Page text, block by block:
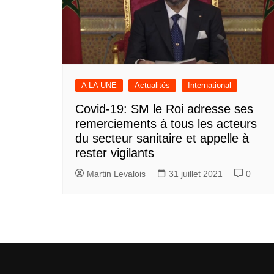
A LA UNE Actualités International
Covid-19: SM le Roi adresse ses
remerciements à tous les acteurs
du secteur sanitaire et appelle à
rester vigilants
Martin Levalois 31 juillet 2021 0